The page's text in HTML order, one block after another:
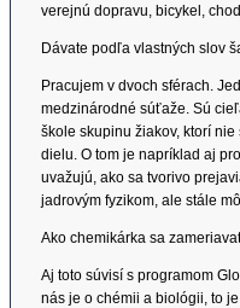
verejnú dopravu, bicykel,
Dávate podľa vlastných slov
Pracujem v dvoch sférach.
medzinárodné súťaže. Sú
škole skupinu žiakov, ktorí
dielu. O tom je napríklad aj
uvažujú, ako sa tvorivo
jadrovým fyzikom, ale stále
Ako chemikárka sa
Aj toto súvisí s programom
nás je o chémii a biológii, to